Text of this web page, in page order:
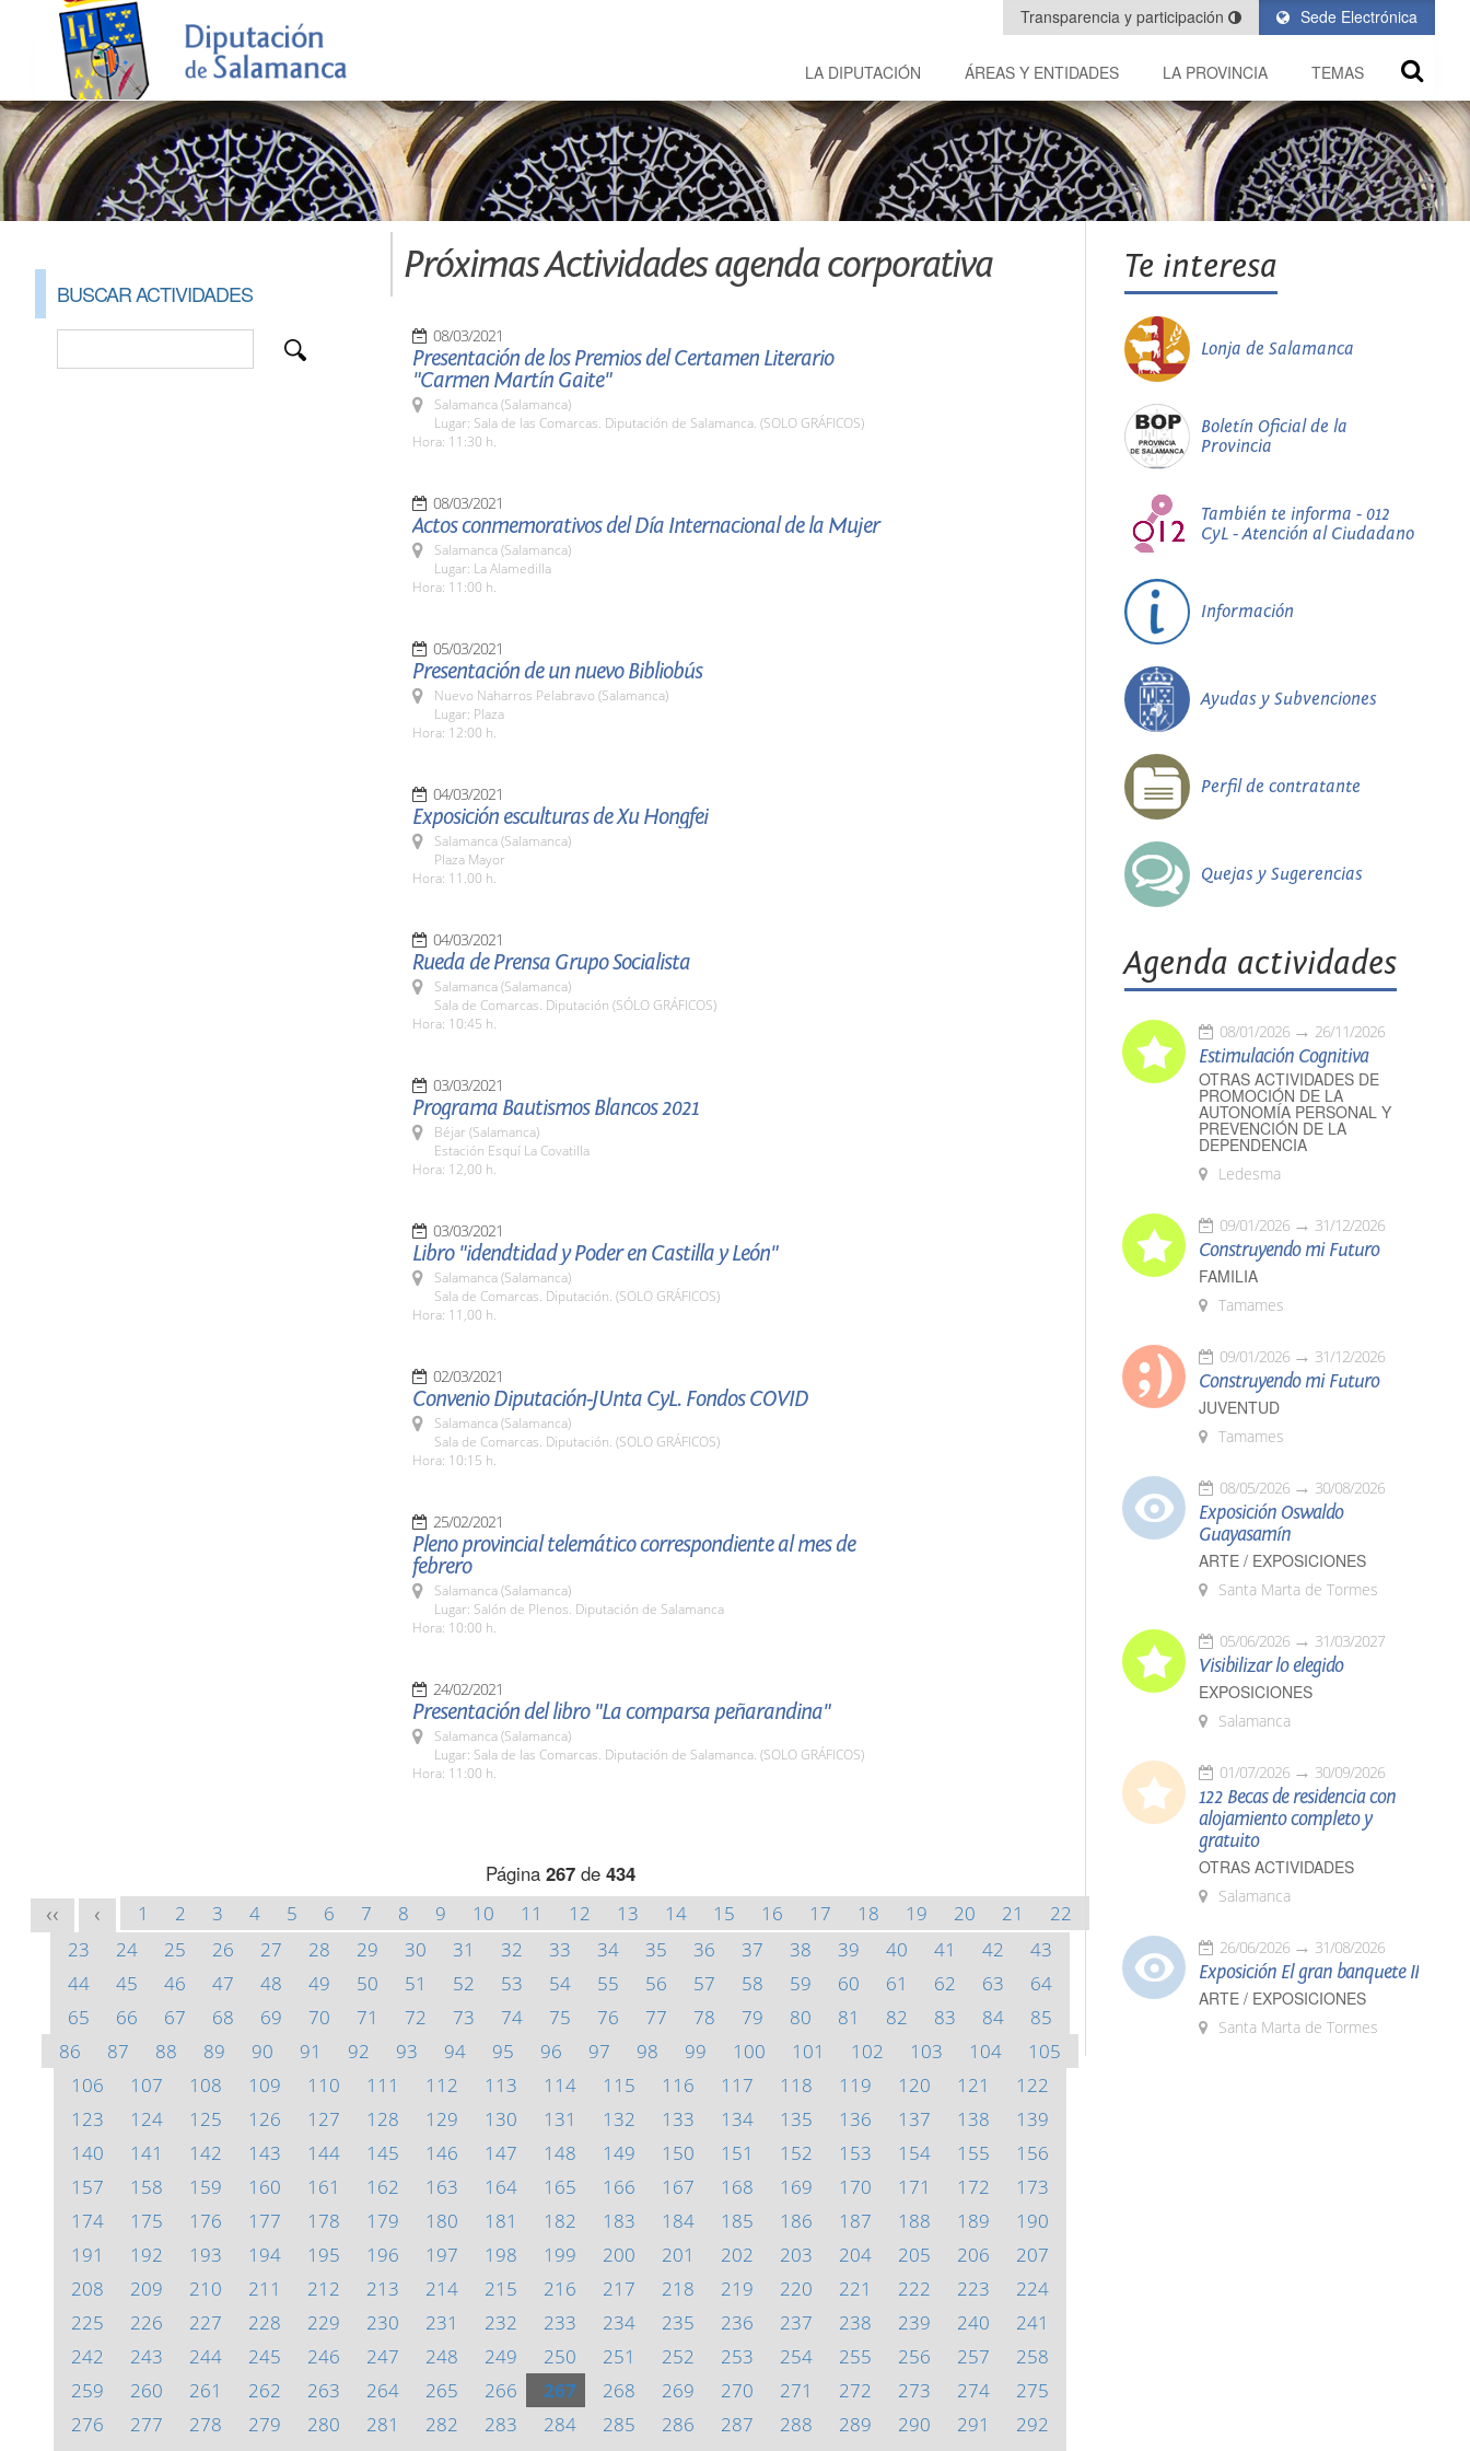
Sede Electrónica
Transparencia y participación
LA DIPUTACIÓN ÁREAS Y ENTIDADES LA PROVINCIA TEMAS
BUSCAR ACTIVIDADES
Próximas Actividades agenda corporativa
08/03/2021
Presentación de los Premios del Certamen Literario
"Carmen Martín Gaite"
Salamanca (Salamanca)
Lugar: Sala de las Comarcas. Diputación de Salamanca. (SOLO GRÁFICOS)
Hora: 11:30 h.
08/03/2021
Actos conmemorativos del Día Internacional de la Mujer
Salamanca (Salamanca)
Lugar: La Alamedilla
Hora: 11:00 h.
05/03/2021
Presentación de un nuevo Bibliobús
Nuevo Naharros Pelabravo (Salamanca)
Lugar: Plaza
Hora: 12:00 h.
04/03/2021
Exposición esculturas de Xu Hongfei
Salamanca (Salamanca)
Plaza Mayor
Hora: 11.00 h.
04/03/2021
Rueda de Prensa Grupo Socialista
Salamanca (Salamanca)
Sala de Comarcas. Diputación (SÓLO GRÁFICOS)
Hora: 10:45 h.
03/03/2021
Programa Bautismos Blancos 2021
Béjar (Salamanca)
Estación Esquí La Covatilla
Hora: 12,00 h.
03/03/2021
Libro "idendtidad y Poder en Castilla y León"
Salamanca (Salamanca)
Sala de Comarcas. Diputación. (SOLO GRÁFICOS)
Hora: 11,00 h.
02/03/2021
Convenio Diputación-JUnta CyL. Fondos COVID
Salamanca (Salamanca)
Sala de Comarcas. Diputación. (SOLO GRÁFICOS)
Hora: 10:15 h.
25/02/2021
Pleno provincial telemático correspondiente al mes de
febrero
Salamanca (Salamanca)
Lugar: Salón de Plenos. Diputación de Salamanca
Hora: 10:00 h.
24/02/2021
Presentación del libro "La comparsa peñarandina"
Salamanca (Salamanca)
Lugar: Sala de las Comarcas. Diputación de Salamanca. (SOLO GRÁFICOS)
Hora: 11:00 h.
Página 267de 434
<< < 1 2 3 4 5 6 7 8 9 10 11 12 13 14 15 16 17 18 19 20 21
22
23
24 25 26 27 28 29 30 31 32 33 34 35 36 37 38 39 40 41 42
43
44
45 46 47 48 49 50 51 52 53 54 55 56 57 58 59 60 61 62 63
64
65
66 67 68 69 70 71 72 73 74 75 76 77 78 79 80 81 82 83 84
85
86
87 88 89 90 91 92 93 94 95 96 97 98 99 100 101 102 103 104
105
106
107 108 109 110 111 112 113 114 115 116 117 118 119 120 121
122
123
124 125 126 127 128 129 130 131 132 133 134 135 136 137 138
139
140
141 142 143 144 145 146 147 148 149 150 151 152 153 154 155
156
157
158 159 160 161 162 163 164 165 166 167 168 169 170 171 172
173
174
175 176 177 178 179 180 181 182 183 184 185 186 187 188 189
190
191
192 193 194 195 196 197 198 199 200 201 202 203 204 205 206
207
208
209 210 211 212 213 214 215 216 217 218 219 220 221 222 223
224
225
226 227 228 229 230 231 232 233 234 235 236 237 238 239 240
241
242
243 244 245 246 247 248 249 250 251 252 253 254 255 256 257
258
259
260 261 262 263 264 265 266 267 268 269 270 271 272 273 274
275
276
277 278 279 280 281 282 283 284 285 286 287 288 289 290 291
292
Te interesa
Lonja de Salamanca
Boletín Oficial de la
Provincia
También te informa - 012
CyL - Atención al Ciudadano
Información
Ayudas y Subvenciones
Perfil de contratante
Quejas y Sugerencias
Agenda actividades
08/01/2026 26/11/2026
Estimulación Cognitiva
OTRAS ACTIVIDADES DE
PROMOCIÓN DE LA
AUTONOMÍA PERSONAL Y
PREVENCIÓN DE LA
DEPENDENCIA
Ledesma
09/01/2026 31/12/2026
Construyendo mi Futuro
FAMILIA
Tamames
09/01/2026 31/12/2026
Construyendo mi Futuro
JUVENTUD
Tamames
08/05/2026 30/08/2026
Exposición Oswaldo
Guayasamín
ARTE / EXPOSICIONES
Santa Marta de Tormes
05/06/2026 31/03/2027
Visibilizar lo elegido
EXPOSICIONES
Salamanca
01/07/2026 30/09/2026
122 Becas de residencia con
alojamiento completo y
gratuito
OTRAS ACTIVIDADES
Salamanca
26/06/2026 31/08/2026
Exposición El gran banquete II
ARTE / EXPOSICIONES
Santa Marta de Tormes